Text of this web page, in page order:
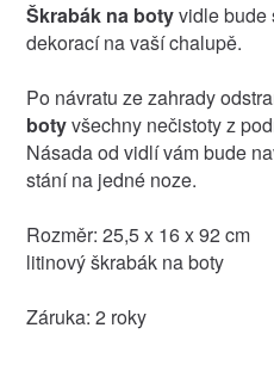
Škrabák na botyvidle bude
dekorací na vaší chalupě.
Po návratu ze zahrady
botyvšechny nečistoty z
Násada od vidlí vám bude
stání na jedné noze.
Rozměr: 25,5 x 16 x 92 cm
litinový škrabák na boty
Záruka: 2 roky